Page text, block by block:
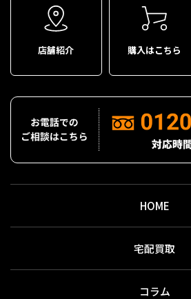
店舗紹介 購入はこちら
HOME
宅配買取
コラム